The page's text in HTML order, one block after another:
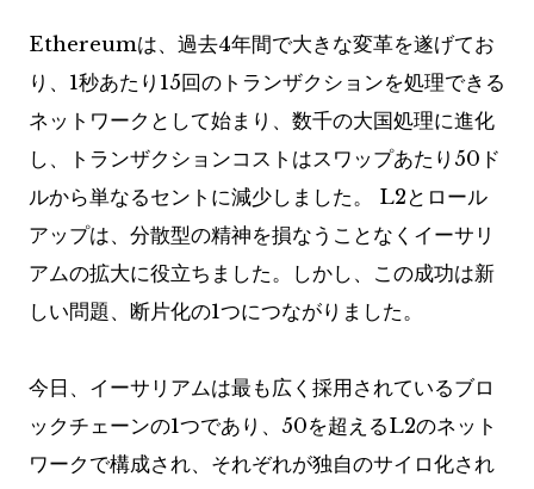
Ethereumは、過去4年間で大きな変革を遂げてお
り、1秒あたり15回のトランザクションを処理できる
ネットワークとして始まり、数千の大国処理に進化
し、トランザクションコストはスワップあたり50ド
ルから単なるセントに減少しました。 L2とロール
アップは、分散型の精神を損なうことなくイーサリ
アムの拡大に役立ちました。しかし、この成功は新
しい問題、断片化の1つにつながりました。
今日、イーサリアムは最も広く採用されているブロ
ックチェーンの1つであり、50を超えるL2のネット
ワークで構成され、それぞれが独自のサイロ化され